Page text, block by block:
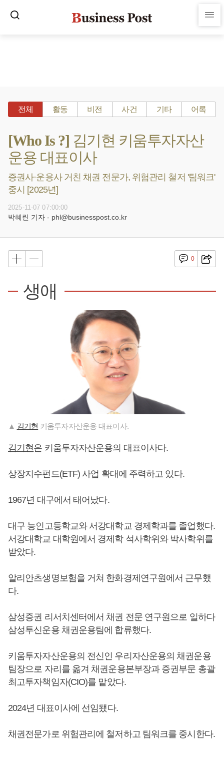
전체 활동 비전 사건 기타 어록
[Who Is ?] 김기현 키움투자자산
운용 대표이사
증권사·운용사 거친 채권 전문가, 위험관리 철저 '팀워크'
중시 [2025년]
2025-11-07 07:00:00
박혜린 기자 - phl@businesspost.co.kr
0
생애
▲ 김기현 키움투자자산운용 대표이사.
김기현은 키움투자자산운용의 대표이사다.
상장지수펀드(ETF) 사업 확대에 주력하고 있다.
1967년 대구에서 태어났다.
대구 능인고등학교와 서강대학교 경제학과를 졸업했다.
서강대학교 대학원에서 경제학 석사학위와 박사학위를
받았다.
알리안츠생명보험을 거쳐 한화경제연구원에서 근무했
다.
삼성증권 리서치센터에서 채권 전문 연구원으로 일하다
삼성투신운용 채권운용팀에 합류했다.
키움투자자산운용의 전신인 우리자산운용의 채권운용
팀장으로 자리를 옮겨 채권운용본부장과 증권부문 총괄
최고투자책임자(CIO)를 맡았다.
2024년 대표이사에 선임됐다.
채권전문가로 위험관리에 철저하고 팀워크를 중시한다.